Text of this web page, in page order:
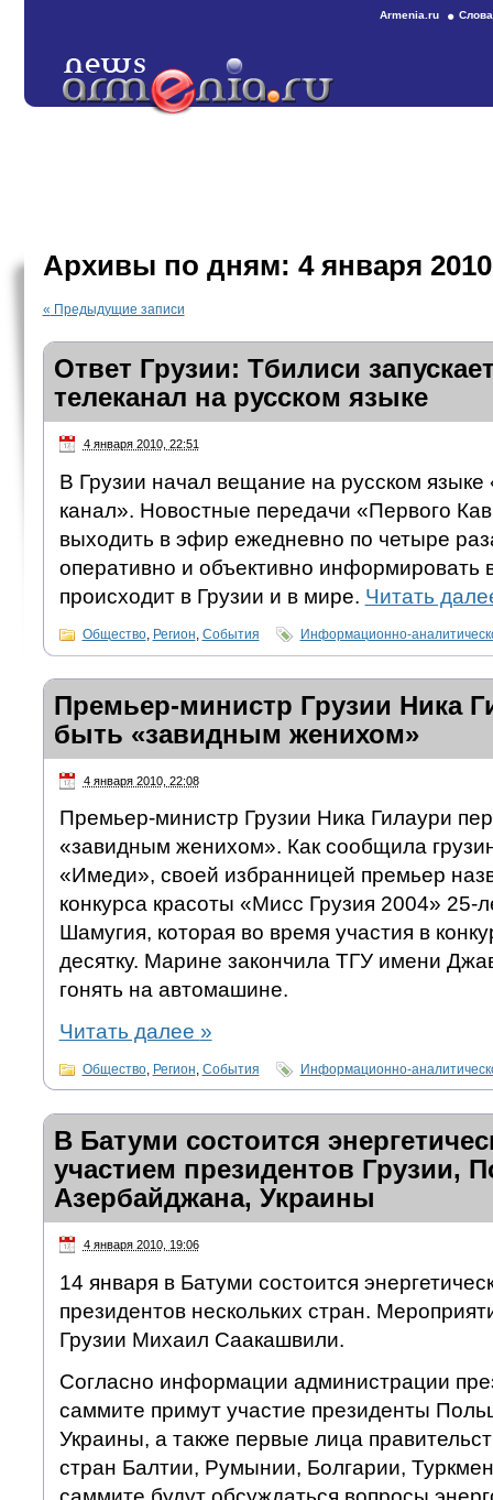
Armenia.ru
Архивы по дням: 4 января 2010
« Предыдущие записи
Ответ Грузии: Тбилиси
телеканал на русском языке
4 января 2010, 22:51
В Грузии начал вещание на русском языке
канал». Новостные передачи «Первого
выходить в эфир ежедневно по четыре
оперативно и объективно информировать
происходит в Грузии и в мире. Читать
Общество, Регион События Информационно-
Премьер-министр Грузии Ника
быть «завидным женихом»
4 января 2010, 22:08
Премьер-министр Грузии Ника Гилаури
«завидным женихом». Как сообщила
«Имеди», своей избранницей премьер
конкурса красоты «Мисс Грузия 2004»
Шамугия, которая во время участия в
десятку. Марине закончила ТГУ имени
гонять на автомашине.
Читать далее »
Общество, Регион, События Информационно-
В Батуми состоится
участием президентов Грузии,
Азербайджана, Украины
4 января 2010, 19:06
14 января в Батуми состоится
президентов нескольких стран.
Грузии Михаил Саакашвили.
Согласно информации администрации
саммите примут участие президенты
Украины, а также первые лица
стран Балтии, Румынии, Болгарии,